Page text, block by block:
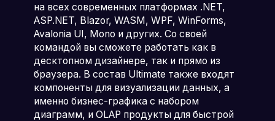
на всех современных платформах .NET,
ASP.NET, Blazor, WASM, WPF, WinForms,
Avalonia UI, Mono и других. Со своей
командой вы сможете работать как в
десктопном дизайнере, так и прямо из
браузера. В состав Ultimate также входят
компоненты для визуализации данных, а
именно бизнес-графика с набором
диаграмм, и OLAP продукты для быстрой